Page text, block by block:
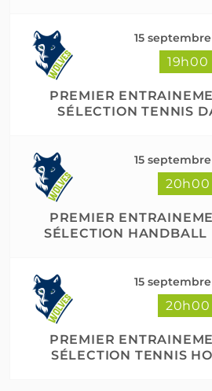
15
19h00
PREMIER
SÉLECTION TENNIS
15
20h00
PREMIER
SÉLECTION HANDBALL
15
20h00
PREMIER
SÉLECTION TENNIS